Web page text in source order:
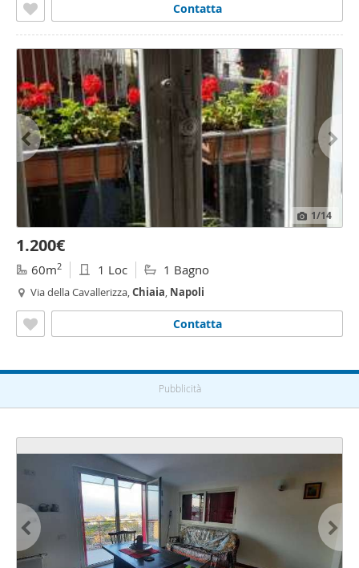
Contatta
1/14
1.200€
60m2 1 Loc 1 Bagno
Via della Cavallerizza,Chiaia, Napoli
Contatta
Pubblicità